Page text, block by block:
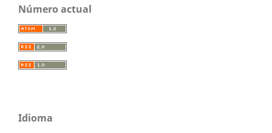
Número actual
Idioma